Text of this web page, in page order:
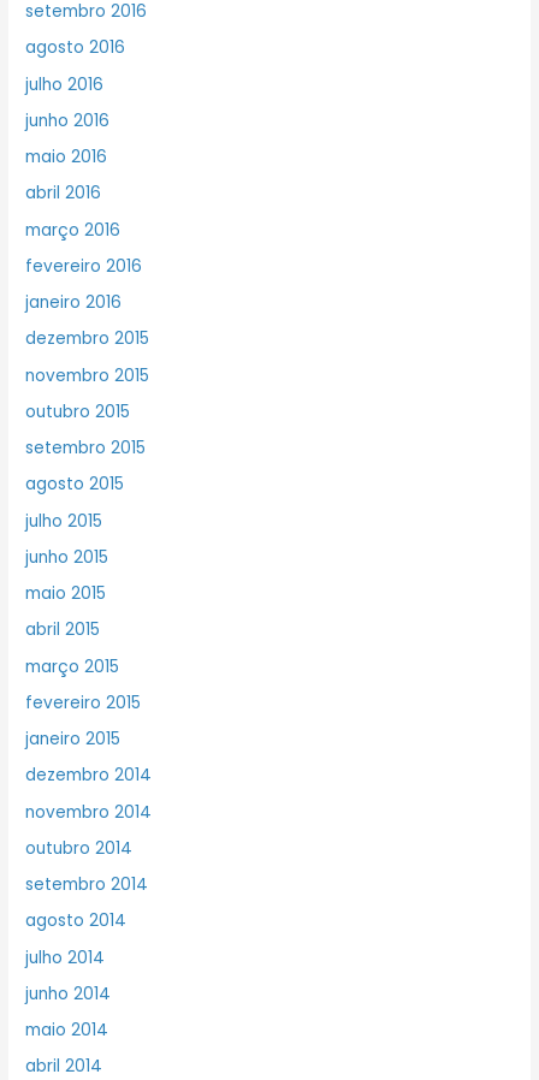
setembro 2016
agosto 2016
julho 2016
junho 2016
maio 2016
abril 2016
março 2016
fevereiro 2016
janeiro 2016
dezembro 2015
novembro 2015
outubro 2015
setembro 2015
agosto 2015
julho 2015
junho 2015
maio 2015
abril 2015
março 2015
fevereiro 2015
janeiro 2015
dezembro 2014
novembro 2014
outubro 2014
setembro 2014
agosto 2014
julho 2014
junho 2014
maio 2014
abril 2014